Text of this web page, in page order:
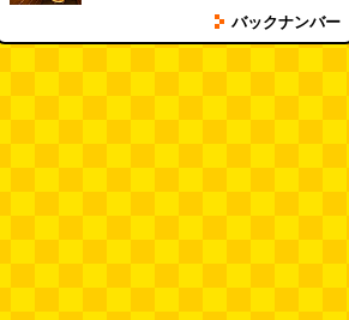
AirPodsProは超音波が聞こえる
バックナンバー